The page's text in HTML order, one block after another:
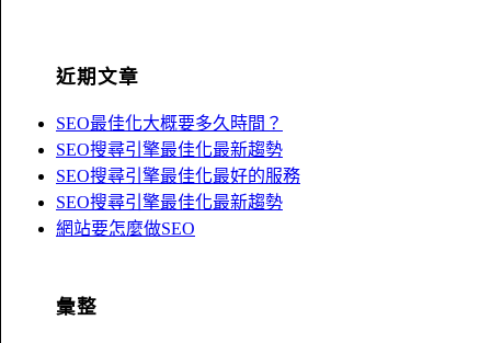
近期文章
SEO最佳化大概要多久時間？
SEO搜尋引擎最佳化最新趨勢
SEO搜尋引擎最佳化最好的服務
SEO搜尋引擎最佳化最新趨勢
網站要怎麼做SEO
彙整